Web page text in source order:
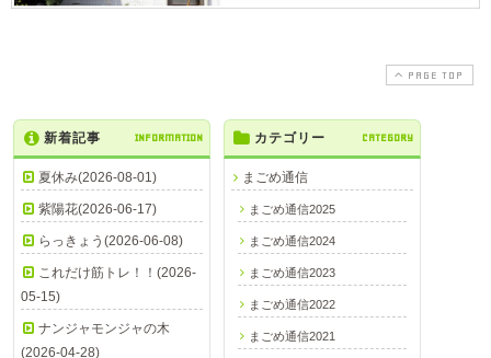
PAGE TOP
新着記事 INFORMATION
夏休み(2026-08-01)
紫陽花(2026-06-17)
らっきょう(2026-06-08)
これだけ筋トレ！！(2026-
05-15)
ナンジャモンジャの木
(2026-04-28)
カテゴリー CATEGORY
まごめ通信
まごめ通信2025
まごめ通信2024
まごめ通信2023
まごめ通信2022
まごめ通信2021